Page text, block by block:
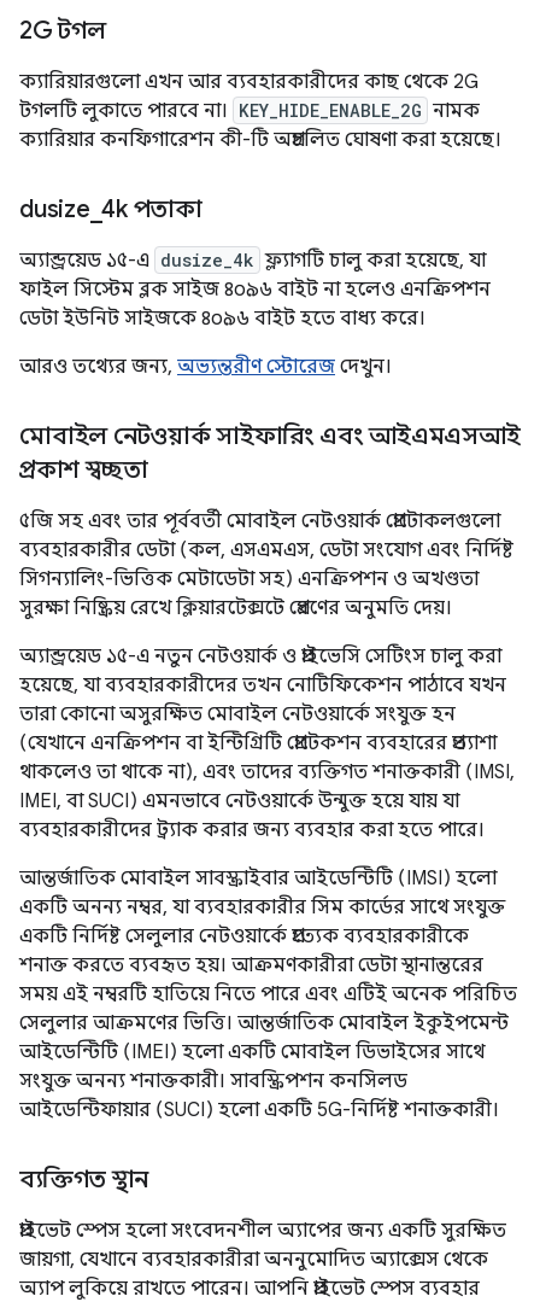
2G টগল
ক্যারিয়ারগুলো এখন আর ব্যবহারকারীদের কাছ থেকে 2G
টগলটি লুকাতে পারবে না।
KEY_HIDE_ENABLE_2G নামক
ক্যারিয়ার কনফিগারেশন কী-টি অপ্রচলিত ঘোষণা করা হয়েছে।
dusize _4k পতাকা
অ্যান্ড্রয়েড ১৫-এ dusize_4k ফ্ল্যাগটি চালু করা হয়েছে, যা
ফাইল সিস্টেম ব্লক সাইজ ৪০৯৬ বাইট না হলেও এনক্রিপশন
ডেটা ইউনিট সাইজকে ৪০৯৬ বাইট হতে বাধ্য করে।
আরও তথ্যের জন্য, অভ্যন্তরীণ স্টোরেজ দেখুন।
মোবাইল নেটওয়ার্ক সাইফারিং এবং আইএমএসআই
প্রকাশ স্বচ্ছতা
৫জি সহ এবং তার পূর্ববর্তী মোবাইল নেটওয়ার্ক প্রোটোকলগুলো
ব্যবহারকারীর ডেটা (কল, এসএমএস, ডেটা সংযোগ এবং নির্দিষ্ট
সিগন্যালিং-ভিত্তিক মেটাডেটা সহ) এনক্রিপশন ও অখণ্ডতা
সুরক্ষা নিষ্ক্রিয় রেখে ক্লিয়ারটেক্সটে প্রেরণের অনুমতি দেয়।
অ্যান্ড্রয়েড ১৫-এ নতুন নেটওয়ার্ক ও প্রাইভেসি সেটিংস চালু করা
হয়েছে, যা ব্যবহারকারীদের তখন নোটিফিকেশন পাঠাবে যখন
তারা কোনো অসুরক্ষিত মোবাইল নেটওয়ার্কে সংযুক্ত হন
(যেখানে এনক্রিপশন বা ইন্টিগ্রিটি প্রোটেকশন ব্যবহারের প্রত্যাশা
থাকলেও তা থাকে না), এবং তাদের ব্যক্তিগত শনাক্তকারী (IMSI,
IMEI, বা SUCI) এমনভাবে নেটওয়ার্কে উন্মুক্ত হয়ে যায় যা
ব্যবহারকারীদের ট্র্যাক করার জন্য ব্যবহার করা হতে পারে।
আন্তর্জাতিক মোবাইল সাবস্ক্রাইবার আইডেন্টিটি (IMSI) হলো
একটি অনন্য নম্বর, যা ব্যবহারকারীর সিম কার্ডের সাথে সংযুক্ত
একটি নির্দিষ্ট সেলুলার নেটওয়ার্কে প্রত্যেক ব্যবহারকারীকে
শনাক্ত করতে ব্যবহৃত হয়। আক্রমণকারীরা ডেটা স্থানান্তরের
সময় এই নম্বরটি হাতিয়ে নিতে পারে এবং এটিই অনেক পরিচিত
সেলুলার আক্রমণের ভিত্তি। আন্তর্জাতিক মোবাইল ইকুইপমেন্ট
আইডেন্টিটি (IMEI) হলো একটি মোবাইল ডিভাইসের সাথে
সংযুক্ত অনন্য শনাক্তকারী। সাবস্ক্রিপশন কনসিলড
আইডেন্টিফায়ার (SUCI) হলো একটি 5G-নির্দিষ্ট শনাক্তকারী।
ব্যক্তিগত স্থান
প্রাইভেট স্পেস হলো সংবেদনশীল অ্যাপের জন্য একটি সুরক্ষিত
জায়গা, যেখানে ব্যবহারকারীরা অননুমোদিত অ্যাক্সেস থেকে
অ্যাপ লুকিয়ে রাখতে পারেন। আপনি প্রাইভেট স্পেস ব্যবহার